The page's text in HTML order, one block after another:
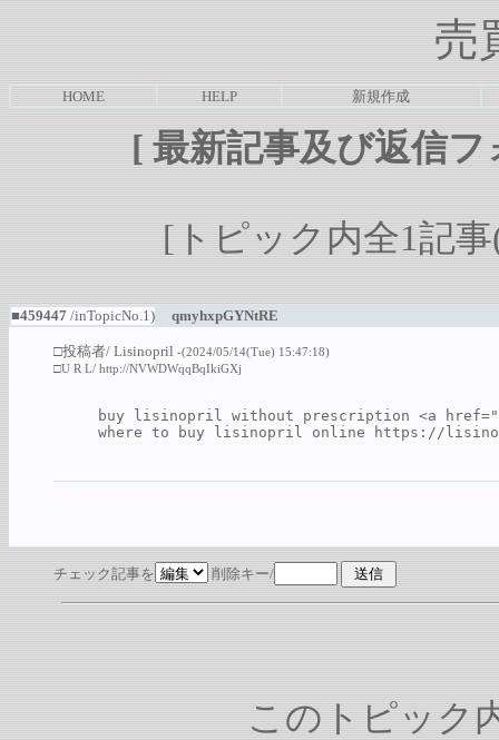
売
HOME HELP 新規作成
[最新記事及び返信
[トピック内全1記
■459447 /inTopicNo.1) qmyhxpGYNtRE
□投稿者/ Lisinopril -(2024/05/14(Tue) 15:47:18)
□U R L/ http://NVWDWqqBqIkiGXj
buy lisinopril without prescription <a
where to buy lisinopril online
https://
チェック記事を 削除キー/
このトピック